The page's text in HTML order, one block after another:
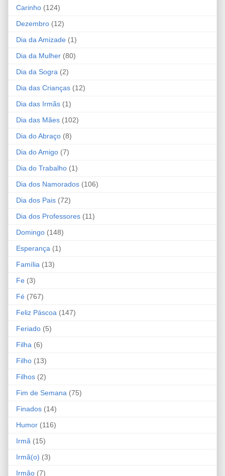
Carinho (124)
Dezembro (12)
Dia da Amizade (1)
Dia da Mulher (80)
Dia da Sogra (2)
Dia das Crianças (12)
Dia das Irmãs (1)
Dia das Mães (102)
Dia do Abraço (8)
Dia do Amigo (7)
Dia do Trabalho (1)
Dia dos Namorados (106)
Dia dos Pais (72)
Dia dos Professores (11)
Domingo (148)
Esperança (1)
Família (13)
Fe (3)
Fé (767)
Feliz Páscoa (147)
Feriado (5)
Filha (6)
Filho (13)
Filhos (2)
Fim de Semana (75)
Finados (14)
Humor (116)
Irmã (15)
Irmã(o) (3)
Irmão (7)